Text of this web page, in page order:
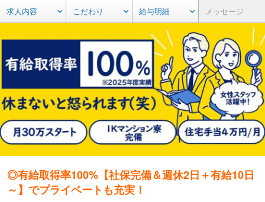
求人内容 こだわり 給与明細 メッセージ
◎有給取得率100%【社保完備＆週休2日＋有給10日
～】でプライベートも充実！